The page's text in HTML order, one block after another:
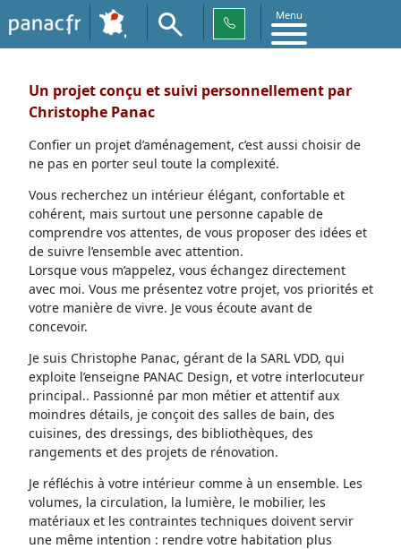
Menu
Un projet conçu et suivi personnellement par
Christophe Panac
Confier un projet d’aménagement, c’est aussi choisir de
ne pas en porter seul toute la complexité.
Vous recherchez un intérieur élégant, confortable et
cohérent, mais surtout une personne capable de
comprendre vos attentes, de vous proposer des idées et
de suivre l’ensemble avec attention.
Lorsque vous m’appelez, vous échangez directement
avec moi. Vous me présentez votre projet, vos priorités et
votre manière de vivre. Je vous écoute avant de
concevoir.
Je suis Christophe Panac, gérant de la SARL VDD, qui
exploite l’enseigne PANAC Design, et votre interlocuteur
principal.. Passionné par mon métier et attentif aux
moindres détails, je conçoit des salles de bain, des
cuisines, des dressings, des bibliothèques, des
rangements et des projets de rénovation.
Je réfléchis à votre intérieur comme à un ensemble. Les
volumes, la circulation, la lumière, le mobilier, les
matériaux et les contraintes techniques doivent servir
une même intention : rendre votre habitation plus